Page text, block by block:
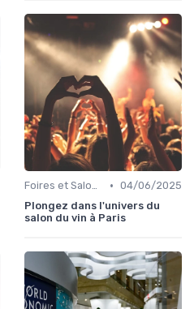
Foires et Salons Grand Public • 04/06/2025
Plongez dans l'univers du
salon du vin à Paris